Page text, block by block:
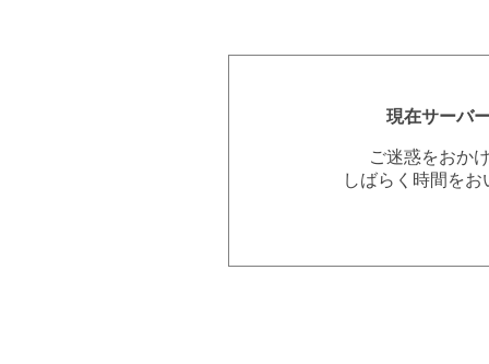
現在サーバ
ご迷惑をおか
しばらく時間を